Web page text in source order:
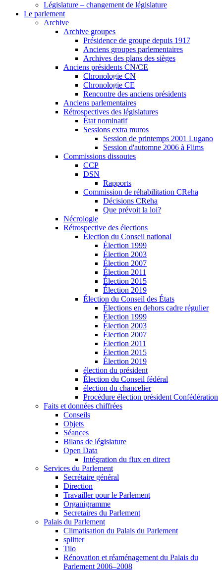
Législature – changement de législature
Le parlement
Archive
Archive groupes
Présidence de groupe depuis 1917
Anciens groupes parlementaires
Archives des plans des sièges
Anciens présidents CN/CE
Chronologie CN
Chronologie CE
Rencontre des anciens présidents
Anciens parlementaires
Rétrospectives des législatures
État nominatif
Sessions extra muros
Session de printemps 2001 Lugano
Session d'automne 2006 à Flims
Commissions dissoutes
CCP
DSN
Rapports
Commission de réhabilitation CReha
Décisions CReha
Que prévoit la loi?
Nécrologie
Rétrospective des élections
Élection du Conseil national
Élection 1999
Élection 2003
Élection 2007
Élection 2011
Élection 2015
Élection 2019
Élection du Conseil des États
Élections en dehors cadre régulier
Élection 1999
Élection 2003
Élection 2007
Élection 2011
Élection 2015
Élection 2019
élection du président
Élection du Conseil fédéral
élection du chancelier
Procédure élection président Confédération
Faits et données chiffrées
Conseils
Objets
Séances
Bilans de législature
Open Data
Intégration du flux en direct
Services du Parlement
Secrétaire général
Direction
Travailler pour le Parlement
Organigramme
Secretaires du Parlement
Palais du Parlement
Climatisation du Palais du Parlement
splitter
Tilo
Rénovation et réaménagement du Palais du
Parlement 2006–2008